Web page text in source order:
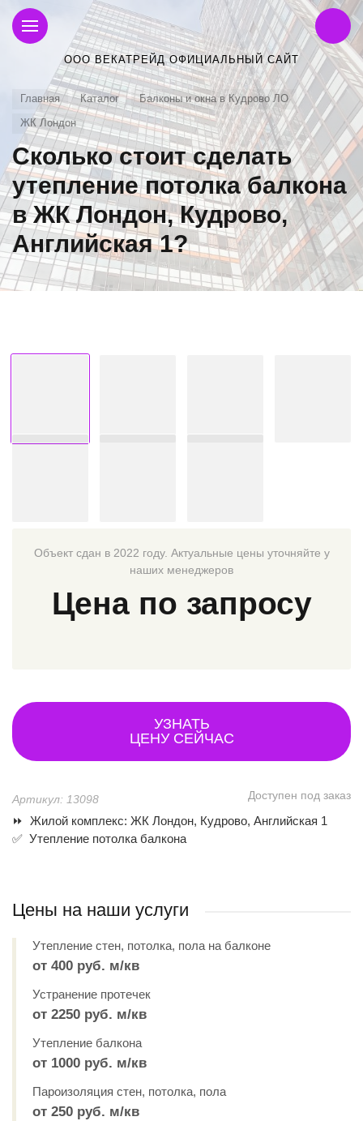
ООО ВЕКАТРЕЙД ОФИЦИАЛЬНЫЙ САЙТ
Главная Каталог
Балконы и окна в Кудрово ЛО
ЖК Лондон
Сколько стоит сделать
утепление потолка балкона
в ЖК Лондон, Кудрово,
Английская 1?
Артикул: 13098 Доступен под заказ
⏩ Жилой комплекс: ЖК Лондон, Кудрово, Английская 1
✅ Утепление потолка балкона
Объект сдан в 2022 году. Актуальные цены уточняйте у
наших менеджеров
Цена по запросу
УЗНАТЬ
ЦЕНУ СЕЙЧАС
Цены на наши услуги
Утепление стен, потолка, пола на балконе
от 400 руб. м/кв
Устранение протечек
от 2250 руб. м/кв
Утепление балкона
от 1000 руб. м/кв
Пароизоляция стен, потолка, пола
от 250 руб. м/кв